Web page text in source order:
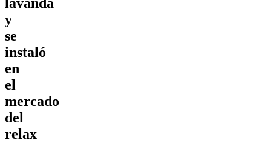
lavanda
y
se
instaló
en
el
mercado
del
relax